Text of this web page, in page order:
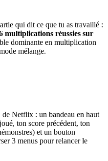
qui dit ce que tu as travaillé :
multiplications réussies sur
dominante en multiplication
mélange.
Netflix : un bandeau en haut
ton score précédent, ton
et un bouton
3 menus pour relancer le